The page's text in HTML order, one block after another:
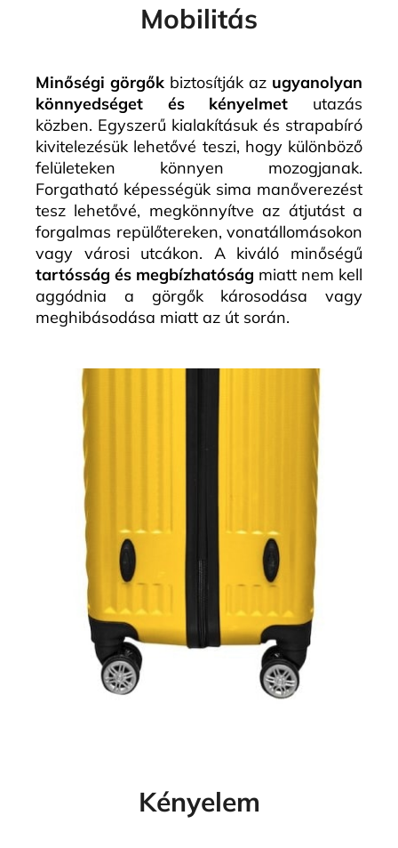
Mobilitás
Minőségi görgők biztosítják az ugyanolyan
könnyedséget és kényelmet utazás
közben. Egyszerű kialakításuk és strapabíró
kivitelezésük lehetővé teszi, hogy különböző
felületeken könnyen mozogjanak.
Forgatható képességük sima manőverezést
tesz lehetővé, megkönnyítve az átjutást a
forgalmas repülőtereken, vonatállomásokon
vagy városi utcákon. A kiváló minőségű
tartósság és megbízhatóság miatt nem kell
aggódnia a görgők károsodása vagy
meghibásodása miatt az út során.
Kényelem